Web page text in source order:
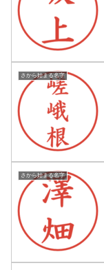
さから始まる名字
さから始まる名字